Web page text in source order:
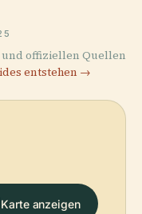
und offiziellen Quellen
entstehen →
Karte anzeigen